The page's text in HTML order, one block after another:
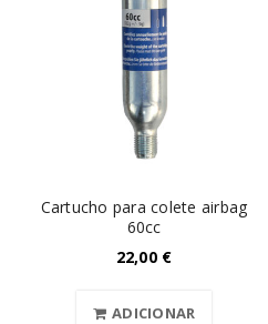
Cartucho para colete airbag
60cc
22,00 €
ADICIONAR